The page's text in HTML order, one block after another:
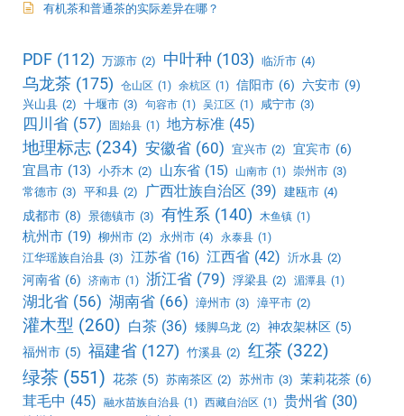
有机茶和普通茶的实际差异在哪？
PDF (112) 万源市 (2) 中叶种 (103) 临沂市 (4)
乌龙茶 (175) 仓山区 (1) 余杭区 (1) 信阳市 (6) 六安市 (9)
兴山县 (2) 十堰市 (3) 句容市 (1) 吴江区 (1) 咸宁市 (3)
四川省 (57) 固始县 (1) 地方标准 (45)
地理标志 (234) 安徽省 (60) 宜兴市 (2) 宜宾市 (6)
宜昌市 (13) 小乔木 (2) 山东省 (15) 山南市 (1) 崇州市 (3)
常德市 (3) 平和县 (2) 广西壮族自治区 (39) 建瓯市 (4)
成都市 (8) 景德镇市 (3) 有性系 (140) 木鱼镇 (1)
杭州市 (19) 柳州市 (2) 永州市 (4) 永泰县 (1)
江华瑶族自治县 (3) 江苏省 (16) 江西省 (42) 沂水县 (2)
河南省 (6) 济南市 (1) 浙江省 (79) 浮梁县 (2) 湄潭县 (1)
湖北省 (56) 湖南省 (66) 漳州市 (3) 漳平市 (2)
灌木型 (260) 白茶 (36) 矮脚乌龙 (2) 神农架林区 (5)
福州市 (5) 福建省 (127) 竹溪县 (2) 红茶 (322)
绿茶 (551) 花茶 (5) 苏南茶区 (2) 苏州市 (3) 茉莉花茶 (6)
茸毛中 (45) 融水苗族自治县 (1) 西藏自治区 (1) 贵州省 (30)